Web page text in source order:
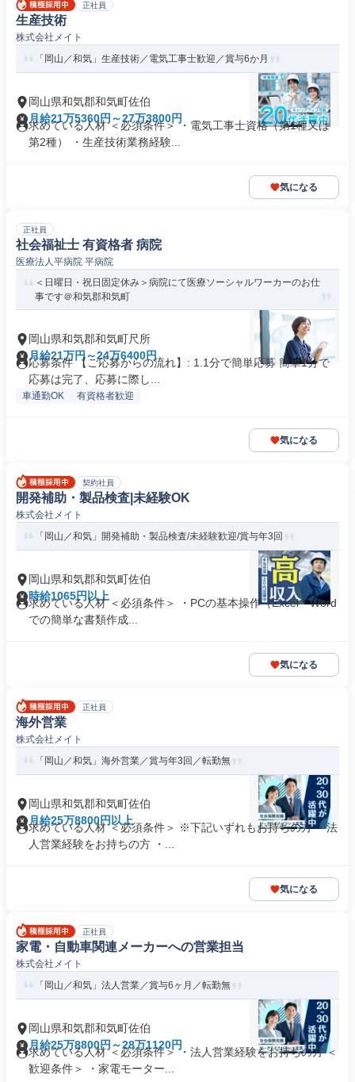
正社員
生産技術
株式会社メイト
「岡山／和気」生産技術／電気工事士歓迎／賞与6か月
岡山県和気郡和気町佐伯
月給21万5360円～27万3800円
求めている人材 ＜必須条件＞ ・電気工事士資格（第1種又は
第2種） ・生産技術業務経験...
気になる
正社員
社会福祉士 有資格者 病院
医療法人平病院 平病院
＜日曜日・祝日固定休み＞病院にて医療ソーシャルワーカーのお仕
事です＠和気郡和気町
岡山県和気郡和気町尺所
月給21万円～24万6400円
応募条件 【ご応募からの流れ】: 1.1分で簡単応募 簡単1分で
応募は完了、応募に際し...
車通勤OK 有資格者歓迎
気になる
契約社員
開発補助・製品検査|未経験OK
株式会社メイト
「岡山／和気」開発補助・製品検査/未経験歓迎/賞与年3回
岡山県和気郡和気町佐伯
時給1065円以上
求めている人材 ＜必須条件＞ ・PCの基本操作（Excel・Word
での簡単な書類作成...
気になる
正社員
海外営業
株式会社メイト
「岡山／和気」海外営業／賞与年3回／転勤無
岡山県和気郡和気町佐伯
月給25万8800円以上
求めている人材 ＜必須条件＞ ※下記いずれもお持ちの方 ・法
人営業経験をお持ちの方 ・...
気になる
正社員
家電・自動車関連メーカーへの営業担当
株式会社メイト
「岡山／和気」法人営業／賞与6ヶ月／転勤無
岡山県和気郡和気町佐伯
月給25万8800円～28万1120円
求めている人材 ＜必須条件＞ ・法人営業経験をお持ちの方 ＜
歓迎条件＞ ・家電モーター...